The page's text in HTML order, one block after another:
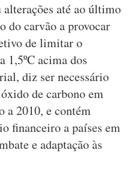
até ao último
do carvão a provocar
de limitar o
1,5ºC acima dos
diz ser necessário
de carbono em
a 2010, e contém
financeiro a países em
e adaptação às